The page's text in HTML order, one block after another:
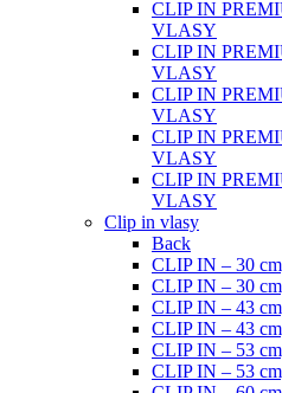
CLIP IN
VLASY
CLIP IN
VLASY
CLIP IN
VLASY
CLIP IN
VLASY
CLIP IN
VLASY
Clip in vlasy
Back
CLIP IN – 30
CLIP IN – 30
CLIP IN – 43
CLIP IN – 43
CLIP IN – 53
CLIP IN – 53